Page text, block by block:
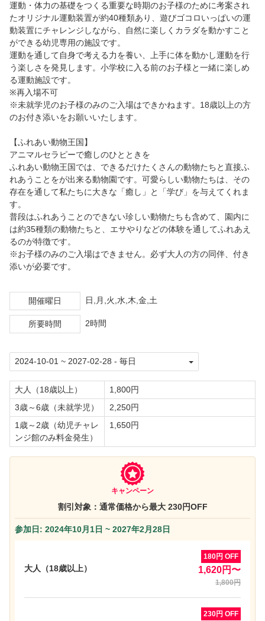
運動・体力の基礎をつくる重要な時期のお子様のために考案され
たオリジナル運動装置が約40種類あり、遊びゴコロいっぱいの運
動装置にチャレンジしながら、自然に楽しくカラダを動かすこと
ができる幼児専用の施設です。
運動を通して自身で考える力を養い、上手に体を動かし運動を行
う楽しさを発見します。小学校に入る前のお子様と一緒に楽しめ
る運動施設です。
※再入場不可
※未就学児のお子様のみのご入場はできかねます。18歳以上の方
のお付き添いをお願いいたします。
【ふれあい動物王国】
アニマルセラピーで癒しのひとときを
ふれあい動物王国では、できるだけたくさんの動物たちと直接ふ
れあうことをが出来る動物園です。可愛らしい動物たちは、その
存在を通して私たちに大きな「癒し」と「学び」を与えてくれま
す。
普段はふれあうことのできない珍しい動物たちも含めて、園内に
は約35種類の動物たちと、エサやりなどの体験を通してふれあえ
るのが特徴です。
※お子様のみのご入場はできません。必ず大人の方の同伴、付き
添いが必要です。
開催曜日 日,月,火,水,木,金,土
所要時間 2時間
大人（18歳以上）
1,800円
3歳～6歳（未就学児）
2,250円
1歳～2歳（幼児チャレ
ンジ館のみ料金発生）
1,650円
キャンペーン
割引対象：通常価格から最大 230円OFF
参加日: 2024年10月1日 ~ 2027年2月28日
大人（18歳以上）
180円 OFF
1,620円〜
1,800円
230円 OFF